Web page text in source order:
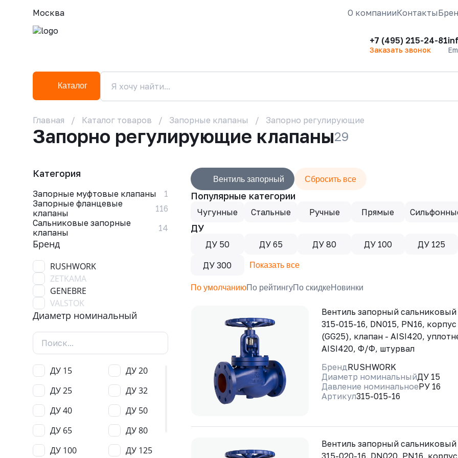
Москва О компанииКонтакты
+7 (495) 215-24-81
Заказать звонок
Каталог
Главная Каталог товаров Запорные клапаны Запорно регулирующие
Запорно регулирующие клапаны29
Категория
Запорные муфтовые клапаны
1
Запорные фланцевые
клапаны
116
Сальниковые запорные
клапаны
14
Бренд
RUSHWORK
ZETKAMA
GENEBRE
VALSTOK
Диаметр номинальный
ДУ 15
ДУ 20
ДУ 25
ДУ 32
ДУ 40
ДУ 50
ДУ 65
ДУ 80
ДУ 100
ДУ 125
Вентиль запорный Сбросить все
Популярные категории
Чугунные Стальные Ручные Прямые
ДУ
ДУ 50 ДУ 65 ДУ 80 ДУ 100 ДУ 125
ДУ 300 Показать все
По умолчаниюПо рейтингуПо скидкеНовинки
Вентиль запорный
315-015-16, DN015, PN16,
(GG25), клапан - AISI420,
AISI420, Ф/Ф, штурвал
БрендRUSHWORK
Диаметр номинальныйДУ 15
Давление номинальноеРУ 16
Артикул315-015-16
Вентиль запорный
315-020-16, DN020, PN16,